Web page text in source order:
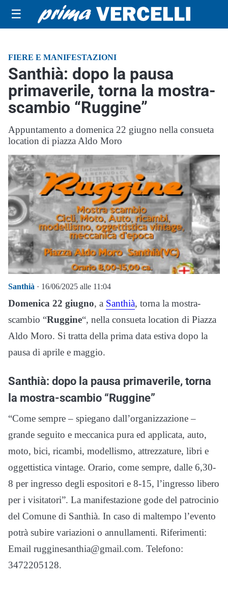
☰
FIERE E MANIFESTAZIONI
Santhià: dopo la pausa
primaverile, torna la mostra-
scambio “Ruggine”
Appuntamento a domenica 22 giugno nella consueta
location di piazza Aldo Moro
Santhià · 16/06/2025 alle 11:04
Domenica 22 giugno, a Santhià, torna la mostra-
scambio “Ruggine“, nella consueta location di Piazza
Aldo Moro. Si tratta della prima data estiva dopo la
pausa di aprile e maggio.
Santhià: dopo la pausa primaverile, torna
la mostra-scambio “Ruggine”
“Come sempre – spiegano dall’organizzazione –
grande seguito e meccanica pura ed applicata, auto,
moto, bici, ricambi, modellismo, attrezzature, libri e
oggettistica vintage. Orario, come sempre, dalle 6,30-
8 per ingresso degli espositori e 8-15, l’ingresso libero
per i visitatori”. La manifestazione gode del patrocinio
del Comune di Santhià. In caso di maltempo l’evento
potrà subire variazioni o annullamenti. Riferimenti:
Email rugginesanthia@gmail.com. Telefono:
3472205128.